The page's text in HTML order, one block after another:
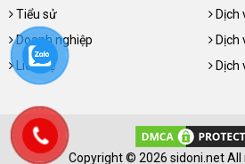
Tiểu sử
Doanh nghiệp
Liên hệ
Dịch
Dịch
Dịch
Copyright © 2026 sidoni.net All